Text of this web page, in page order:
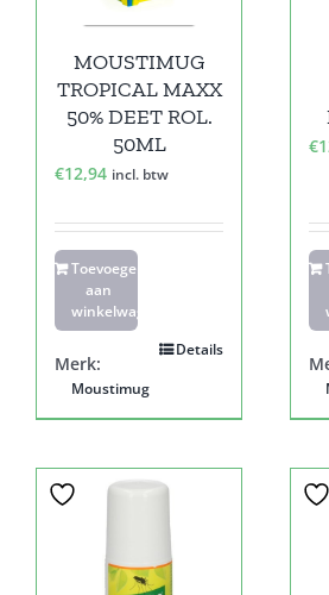
MOUSTIMUG
TROPICAL MAXX
50% DEET ROL.
50ML
€12,94 incl. btw
Toevoegen
aan
winkelwagen
Details
Merk:
Moustimug
€